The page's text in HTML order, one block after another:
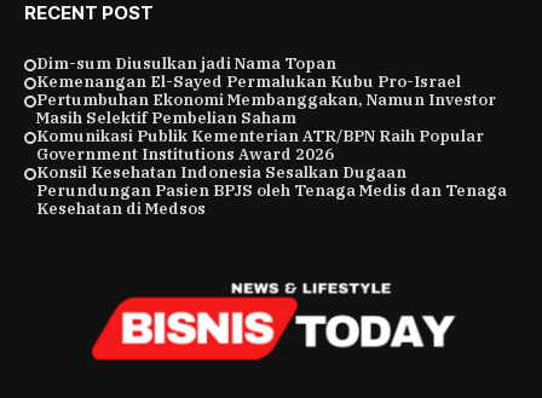
RECENT POST
Dim-sum Diusulkan jadi Nama Topan
Kemenangan El-Sayed Permalukan Kubu Pro-Israel
Pertumbuhan Ekonomi Membanggakan, Namun Investor
Masih Selektif Pembelian Saham
Komunikasi Publik Kementerian ATR/BPN Raih Popular
Government Institutions Award 2026
Konsil Kesehatan Indonesia Sesalkan Dugaan
Perundungan Pasien BPJS oleh Tenaga Medis dan Tenaga
Kesehatan di Medsos